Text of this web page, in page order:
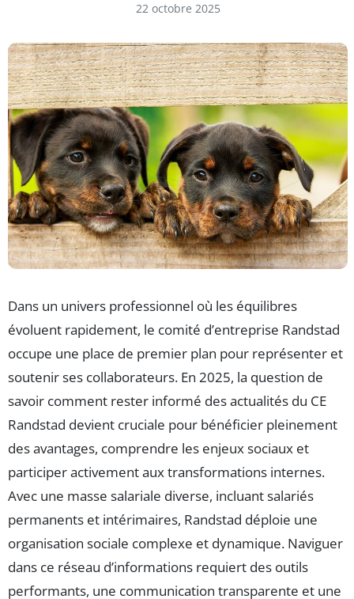
22 octobre 2025
Dans un univers professionnel où les équilibres
évoluent rapidement, le comité d’entreprise Randstad
occupe une place de premier plan pour représenter et
soutenir ses collaborateurs. En 2025, la question de
savoir comment rester informé des actualités du CE
Randstad devient cruciale pour bénéficier pleinement
des avantages, comprendre les enjeux sociaux et
participer activement aux transformations internes.
Avec une masse salariale diverse, incluant salariés
permanents et intérimaires, Randstad déploie une
organisation sociale complexe et dynamique. Naviguer
dans ce réseau d’informations requiert des outils
performants, une communication transparente et une